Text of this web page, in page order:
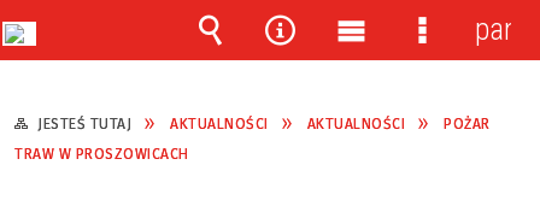
JESTEŚ TUTAJ AKTUALNOŚCI AKTUALNOŚCI
POŻAR
TRAW W PROSZOWICACH
Wyszukiwarka
Narzędzia
MenuMenu
panel